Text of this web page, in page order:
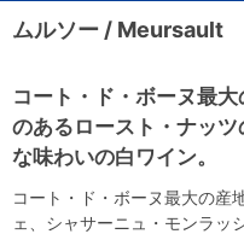
ムルソー / Meursault
コート・ド・ボーヌ最
のあるロースト・ナッ
な味わいの白ワイン。
コート・ド・ボーヌ最大の産
ェ、シャサーニュ・モンラッ